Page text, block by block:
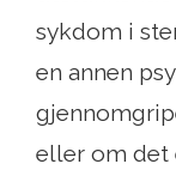
sykdom i
en annen
eller om det